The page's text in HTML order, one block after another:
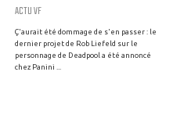
ACTU VF
Ç'aurait été dommage de s'en passer : le
dernier projet de Rob Liefeld sur le
personnage de Deadpool a été annoncé
chez Panini ...